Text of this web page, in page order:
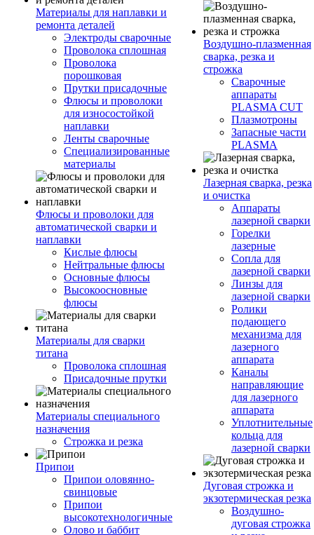
Материалы для наплавки и
ремонта деталей
Электроды сварочные
Проволока сплошная
Проволока
порошковая
Прутки присадочные
Флюсы и проволоки
для износостойкой
наплавки
Ленты сварочные
Специализированные
материалы
Флюсы и проволоки для
автоматической сварки и
наплавки
Кислые флюсы
Нейтральные флюсы
Основные флюсы
Высокоосновные
флюсы
Материалы для сварки
титана
Проволока сплошная
Присадочные прутки
Материалы специального
назначения
Строжка и резка
Припои
Припои оловянно-
свинцовые
Припои
высокотехнологичные
Олово и баббит
Воздушно-плазменная
сварка, резка и
строжка
Сварочные
аппараты
PLASMA CUT
Плазмотроны
Запасные части
PLASMA
Лазерная сварка, резка
и очистка
Аппараты
лазерной сварки
Горелки
лазерные
Сопла для
лазерной сварки
Линзы для
лазерной сварки
Ролики
подающего
механизма для
лазерного
аппарата
Каналы
направляющие
для лазерного
аппарата
Уплотнительные
кольца для
лазерной сварки
Дуговая строжка и
экзотермическая резка
Воздушно-
дуговая строжка